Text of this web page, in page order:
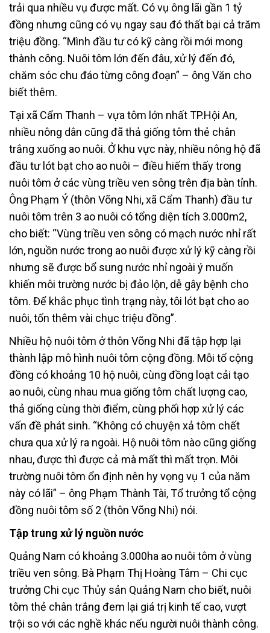
trải qua nhiều vụ được mất. Có vụ ông lãi gần 1 tỷ
đồng nhưng cũng có vụ ngay sau đó thất bại cả trăm
triệu đồng. “Mình đầu tư có kỹ càng rồi mới mong
thành công. Nuôi tôm lớn đến đâu, xử lý đến đó,
chăm sóc chu đáo từng công đoạn” – ông Văn cho
biết thêm.
Tại xã Cẩm Thanh – vựa tôm lớn nhất TP.Hội An,
nhiều nông dân cũng đã thả giống tôm thẻ chân
trắng xuống ao nuôi. Ở khu vực này, nhiều nông hộ đã
đầu tư lót bạt cho ao nuôi – điều hiếm thấy trong
nuôi tôm ở các vùng triều ven sông trên địa bàn tỉnh.
Ông Phạm Ý (thôn Võng Nhi, xã Cẩm Thanh) đầu tư
nuôi tôm trên 3 ao nuôi có tổng diện tích 3.000m2,
cho biết: “Vùng triều ven sông có mạch nước nhỉ rất
lớn, nguồn nước trong ao nuôi được xử lý kỹ càng rồi
nhưng sẽ được bổ sung nước nhỉ ngoài ý muốn
khiến môi trường nước bị đảo lộn, dễ gây bệnh cho
tôm. Để khắc phục tình trạng này, tôi lót bạt cho ao
nuôi, tốn thêm vài chục triệu đồng”.
Nhiều hộ nuôi tôm ở thôn Võng Nhi đã tập hợp lại
thành lập mô hình nuôi tôm cộng đồng. Mỗi tổ cộng
đồng có khoảng 10 hộ nuôi, cùng đồng loạt cải tạo
ao nuôi, cùng nhau mua giống tôm chất lượng cao,
thả giống cùng thời điểm, cùng phối hợp xử lý các
vấn đề phát sinh. “Không có chuyện xả tôm chết
chưa qua xử lý ra ngoài. Hộ nuôi tôm nào cũng giống
nhau, được thì được cả mà mất thì mất trọn. Môi
trường nuôi tôm ổn định nên hy vọng vụ 1 của năm
này có lãi” – ông Phạm Thành Tài, Tổ trưởng tổ cộng
đồng nuôi tôm số 2 (thôn Võng Nhi) nói.
Tập trung xử lý nguồn nước
Quảng Nam có khoảng 3.000ha ao nuôi tôm ở vùng
triều ven sông. Bà Phạm Thị Hoàng Tâm – Chi cục
trưởng Chi cục Thủy sản Quảng Nam cho biết, nuôi
tôm thẻ chân trắng đem lại giá trị kinh tế cao, vượt
trội so với các nghề khác nếu người nuôi thành công.